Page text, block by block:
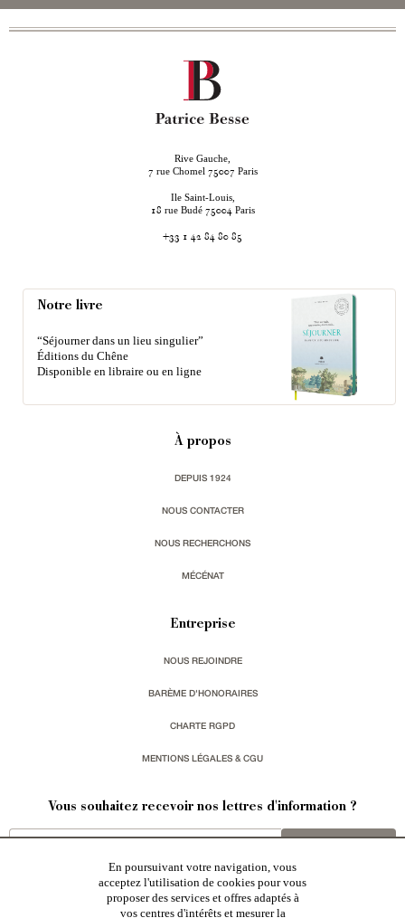
Rive Gauche,
7 rue Chomel 75007 Paris
Ile Saint-Louis,
18 rue Budé 75004 Paris
+33 1 42 84 80 85
Notre livre
“Séjourner dans un lieu singulier”
Éditions du Chêne
Disponible en libraire ou en ligne
À propos
DEPUIS 1924
NOUS CONTACTER
NOUS RECHERCHONS
MÉCÉNAT
Entreprise
NOUS REJOINDRE
BARÈME D'HONORAIRES
CHARTE RGPD
MENTIONS LÉGALES & CGU
Vous souhaitez recevoir nos lettres d'information ?
En poursuivant votre navigation, vous
acceptez l'utilisation de cookies pour vous
proposer des services et offres adaptés à
vos centres d'intérêts et mesurer la